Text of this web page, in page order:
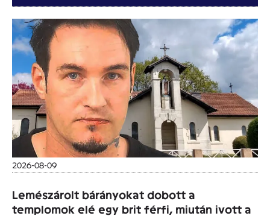
2026-08-09
Lemészárolt bárányokat dobott a
templomok elé egy brit férfi, miután ivott a